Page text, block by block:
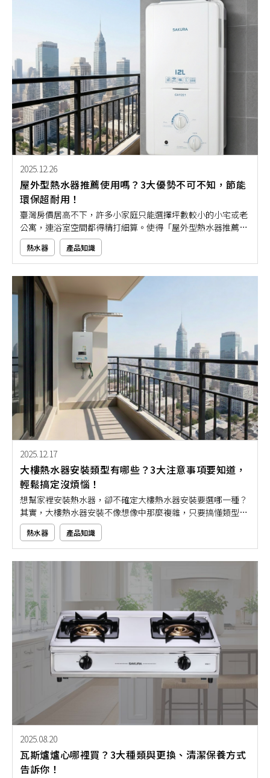
2025.12.26
屋外型熱水器推薦使用嗎？3大優勢不可不知，節能
環保超耐用！
臺灣房價居高不下，許多小家庭只能選擇坪數較小的小宅或老
公寓，連浴室空間都得精打細算。使得「屋外型熱水器推薦使
用嗎？」成為不少人關心的話題。但你知道屋外型熱水器優點
多多，除了可以省空間之外，就連節能減碳與安全的防護設計
都很到位。如果你也是居家生活空間有限的家庭，那就特別推
薦安裝屋外型熱水器，幫助你輕鬆打造舒適又安全的小宅生
熱水器 產品知識
2025.12.17
大樓熱水器安裝類型有哪些？3大注意事項要知道，
輕鬆搞定沒煩惱！
想幫家裡安裝熱水器，卻不確定大樓熱水器安裝要選哪一種？
其實，大樓熱水器安裝不像想像中那麼複雜，只要搞懂類型與
幾個重點，就能輕鬆上手、不踩雷。但市面上熱水器選擇超
多，一旦選錯不僅用起來麻煩，還可能違反法規、增加安全風
險。接下來，就讓本文帶大家清楚了解大樓熱水器安裝注意事
項，幫你快速找到最適合自己家的熱水器選擇！
熱水器 產品知識
2025.08.20
瓦斯爐爐心哪裡買？3大種類與更換、清潔保養方式
告訴你！